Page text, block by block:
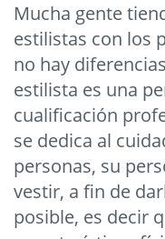
Mucha gente
estilistas con los
no hay
estilista es una
cualificación
se dedica al
personas, su
vestir, a fin de
posible, es decir